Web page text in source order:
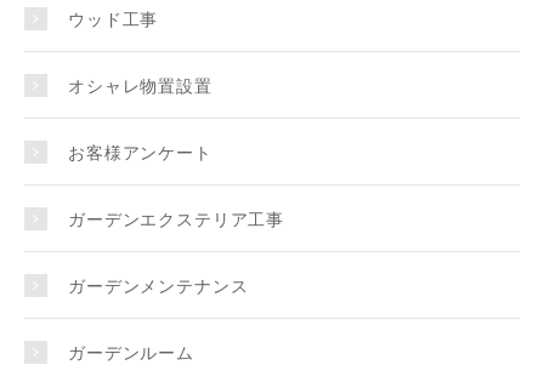
ウッド工事
オシャレ物置設置
お客様アンケート
ガーデンエクステリア工事
ガーデンメンテナンス
ガーデンルーム